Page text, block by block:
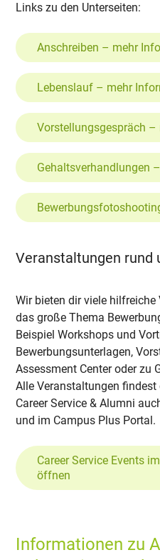
Links zu den Unterseiten:
Anschreiben – mehr
Lebenslauf – mehr
Vorstellungsgespräch
Gehaltsverhandlungen
Veranstaltungen rund
Wir bieten dir viele
das große Thema
Beispiel Workshops und
Bewerbungsunterlagen,
Assessment Center oder zu
Alle Veranstaltungen
Career Service & Alumni
und im Campus Plus Portal.
Career Service Events
öffnen
Informationen zu